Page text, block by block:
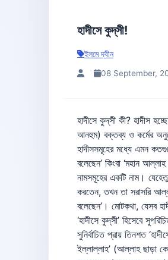
হাদীসে কুদ্‌সী!
ইলমে দ্বীন
08 September,
হাদীসে কুদ্‌সী কী? হাদীস হচ্ছে— আল্লাহর রাসূল (সাল্লাল্লাহু আলাইহি ওয়া-সাল্লাম)-এর মুখনিঃসৃত বাণী ও কর্ম এবং রাসূল রাসূল (সাল্লাল্লাহু আলাইহি ওয়া-সাল্লাম) কর্তৃক সাহাবায়ে কেরামগণের (রদ্বিয়াল্লাহু আনহুম) বক্তব্য ও কর্মের অনুমোদন। রাসূলুল্লাহ (সাল্লাল্লাহু আলাইহি ওয়া-সাল্লাম)-এর কথা, কাজ ও অনুমোদনের বিপরীত নয়, সাহাবায়ে কেরামের এমনসব কথা, কাজ ও অনুমোদন হাদীসের মধ্যে গণ্য। হাদীসসমূহের মধ্যে এমন কতগুলো হাদীস রয়েছে যেগুলো আল্লাহর নবী (সাল্লাল্লাহু আলাইহি ওয়া-সাল্লাম) নিজ জবানে বর্ণনা করলেও তা মহান আল্লাহ তা‘আলার নামে বিবৃত হয়েছে। যেমন- ‘আল্লাহ তা‘আলা বলেছেন’ কিংবা ‘মহান আল্লাহ তা‘আলা বলেন’— এভাবে উল্লেখ হয়েছে। এ ধরনের হাদীসকে ‘হাদীসে কুদসী’ বলা হয়। কুদ্‌স শব্দের অর্থ হচ্ছে- পবিত্র (দোষ-ত্রুটি থেকে),মহাত্ম। যা আল্লাহ তা‘আলার গুণবাচক নামসমূহের একটি নাম। যেহেতু এ হাদীসগুলো সরাসরি আল্লাহর সাথে সম্পৃক্ত তাই এগুলোকে ‘হাদীসে কুদ্‌সী’ নামে নামকরণ করা হয়েছে। রাসূলুল্লাহ (সাল্লাল্লাহু আলাইহি ওয়া-সাল্লাম) যখন এ হাদীসগুলো ব্যক্ত করতেন, তখন তা সরাসরি আল্লাহর পক্ষ থেকে বর্ণনা করতেন। যেমন- আল্লাহ তা‘আলা বলেছেন বা বলেন, আবার কখনও বা বলতেন, ‘জিবরাঈ’লকে আল্লাহ তা‘আলা বলেছেন, কিংবা ‘জিবরাঈ’ল (আলাইহিচ্চালাম) আমাকে বলেছেন’। মোটকথা, যেসব হাদীসের মর্ম রাসূলুল্লাহ (সাল্লাল্লাহু আলাইহি ওয়া-সাল্লাম) আল্লাহর পক্ষ থেকে ‘ইলহাম’ কিংবা জিবরাঈ’ল (আলাইহিচ্চালাম) এর মাধ্যমে জ্ঞাত হয়ে নিজ ভাষায় প্রকাশ করেছেন, তাই ‘হাদীসে কুদ্‌সী’ হিসেবে সুপরিচিত। প্রাথমিক যুগের মুহাদ্দিসগণের মতে- ‘হাদীসে কুদসী’র